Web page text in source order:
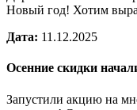
Новый год! Хотим
Дата: 11.12.2025
Осенние скидки
Запустили акцию на